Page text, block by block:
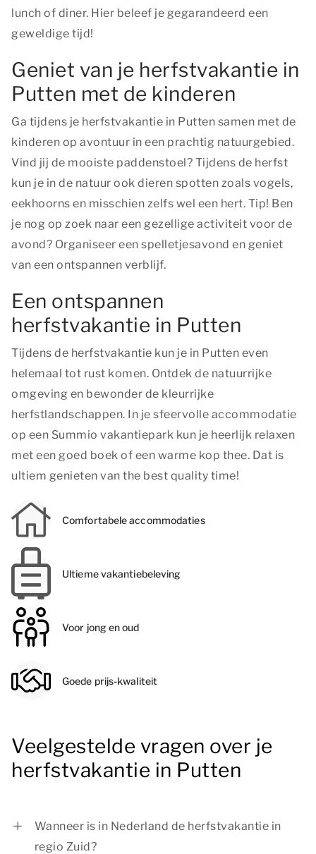
lunch of diner. Hier beleef je gegarandeerd een
geweldige tijd!
Geniet van je herfstvakantie in
Putten met de kinderen
Ga tijdens je herfstvakantie in Putten samen met de
kinderen op avontuur in een prachtig natuurgebied.
Vind jij de mooiste paddenstoel? Tijdens de herfst
kun je in de natuur ook dieren spotten zoals vogels,
eekhoorns en misschien zelfs wel een hert. Tip! Ben
je nog op zoek naar een gezellige activiteit voor de
avond? Organiseer een spelletjesavond en geniet
van een ontspannen verblijf.
Een ontspannen
herfstvakantie in Putten
Tijdens de herfstvakantie kun je in Putten even
helemaal tot rust komen. Ontdek de natuurrijke
omgeving en bewonder de kleurrijke
herfstlandschappen. In je sfeervolle accommodatie
op een Summio vakantiepark kun je heerlijk relaxen
met een goed boek of een warme kop thee. Dat is
ultiem genieten van the best quality time!
Comfortabele accommodaties
Ultieme vakantiebeleving
Voor jong en oud
Goede prijs-kwaliteit
Veelgestelde vragen over je
herfstvakantie in Putten
Wanneer is in Nederland de herfstvakantie in
regio Zuid?